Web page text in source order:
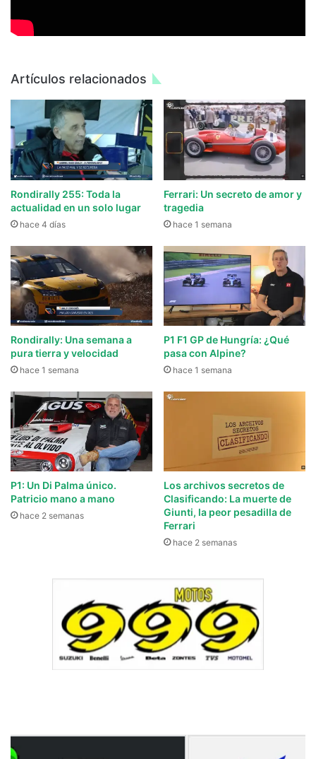
Artículos relacionados
Rondirally 255: Toda la
actualidad en un solo lugar
hace 4 días
Ferrari: Un secreto de amor y
tragedia
hace 1 semana
Rondirally: Una semana a
pura tierra y velocidad
hace 1 semana
P1 F1 GP de Hungría: ¿Qué
pasa con Alpine?
hace 1 semana
P1: Un Di Palma único.
Patricio mano a mano
hace 2 semanas
Los archivos secretos de
Clasificando: La muerte de
Giunti, la peor pesadilla de
Ferrari
hace 2 semanas